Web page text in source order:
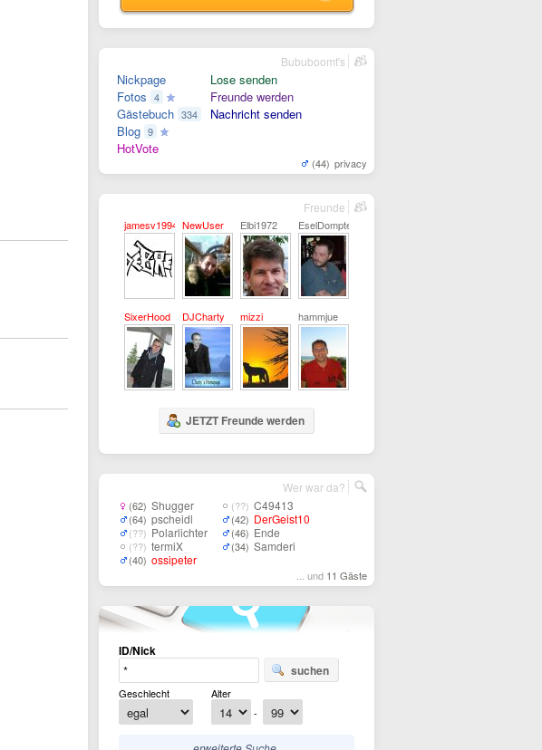
Nickpage
Fotos 4
Gästebuch 334
Blog 9
HotVote
Lose senden
Freunde werden
Nachricht senden
(44) privacy
Bububoomt's
jamesv1994 NewUser Elbi1972 EselDompteur
SixerHood DJCharty mizzi hammjue
JETZT Freunde werden
Freunde
(62) Shugger
(64) pscheidl
(??) Polarlichter
(??) termiX
(40) ossipeter
(??) C49413
(42) DerGeist10
(46) Ende
(34) Samderi
... und 11 Gäste
Wer war da?
ID/Nick
suchen
Geschlecht
Alter
-